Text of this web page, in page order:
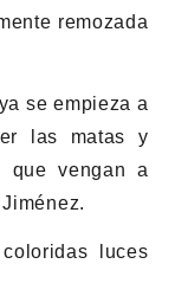
remozada
se empieza a
las matas y
que vengan a
luces